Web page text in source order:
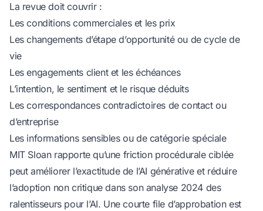
La revue doit couvrir :
Les conditions commerciales et les prix
Les changements d’étape d’opportunité ou de cycle de
vie
Les engagements client et les échéances
L’intention, le sentiment et le risque déduits
Les correspondances contradictoires de contact ou
d’entreprise
Les informations sensibles ou de catégorie spéciale
MIT Sloan rapporte qu’une friction procédurale ciblée
peut améliorer l’exactitude de l’AI générative et réduire
l’adoption non critiquedans son analyse 2024 des
ralentisseurs pour l’AI. Une courte file d’approbation est